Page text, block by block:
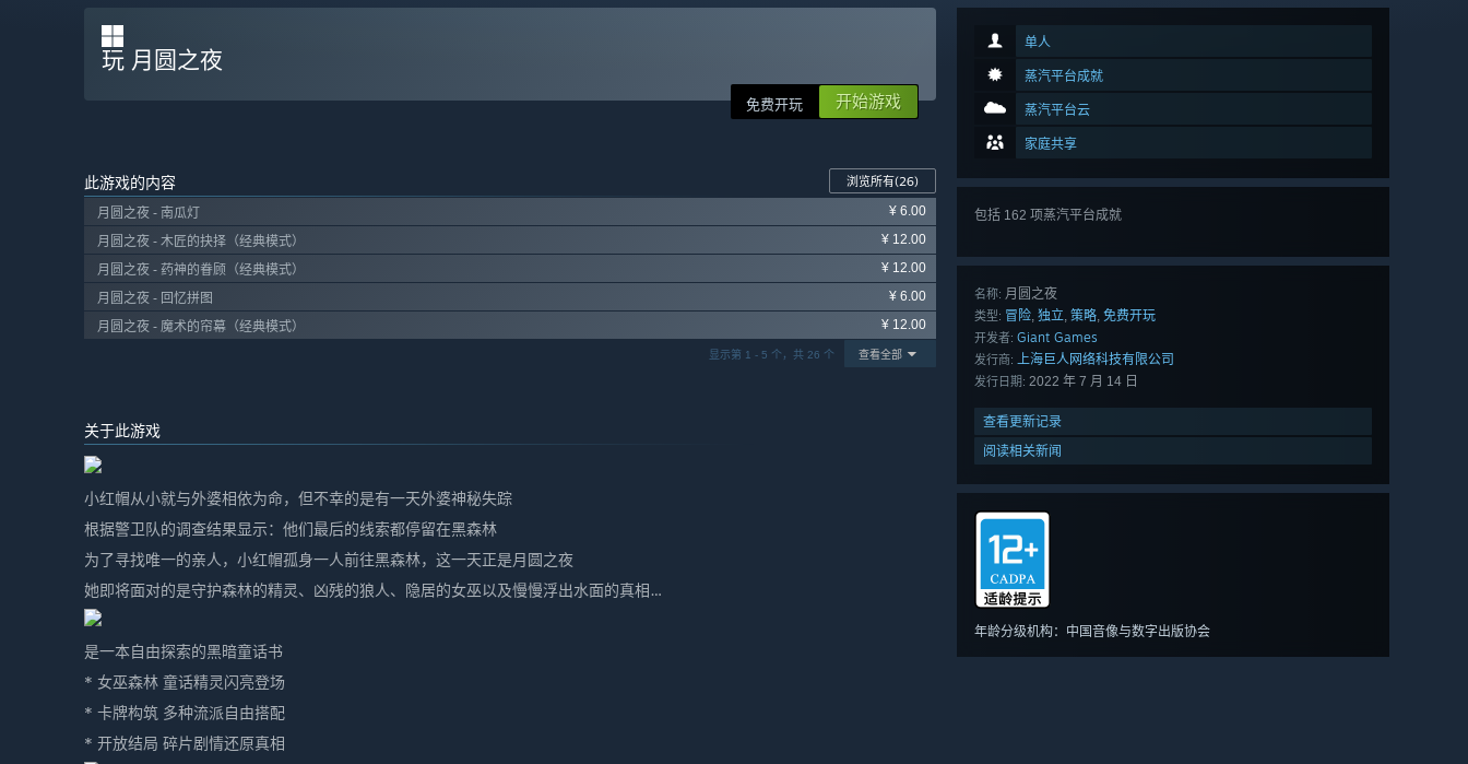
单人
蒸汽平台成就
蒸汽平台云
家庭共享
包括 162 项蒸汽平台成就
名称: 月圆之夜
类型: 冒险 独立 策略 免费开玩
开发者: Giant Games
发行商: 上海巨人网络科技有限公司
发行日期: 2022 年 7 月 14 日
查看更新记录
阅读相关新闻
年龄分级机构：中国音像与数字出版协会
玩 月圆之夜
免费开玩 开始游戏
此游戏的内容 浏览所有(26)
月圆之夜 - 南瓜灯
¥ 6.00
月圆之夜 - 木匠的抉择（经典模式）
¥ 12.00
月圆之夜 - 药神的眷顾（经典模式）
¥ 12.00
月圆之夜 - 回忆拼图
¥ 6.00
月圆之夜 - 魔术的帘幕（经典模式）
¥ 12.00
查看全部
显示第 1 - 5 个，共 26 个
关于此游戏
小红帽从小就与外婆相依为命，但不幸的是有一天外婆神秘失踪
根据警卫队的调查结果显示：他们最后的线索都停留在黑森林
为了寻找唯一的亲人，小红帽孤身一人前往黑森林，这一天正是月圆之夜
她即将面对的是守护森林的精灵、凶残的狼人、隐居的女巫以及慢慢浮出水面的真相…
是一本自由探索的黑暗童话书
* 女巫森林 童话精灵闪亮登场
* 卡牌构筑 多种流派自由搭配
* 开放结局 碎片剧情还原真相